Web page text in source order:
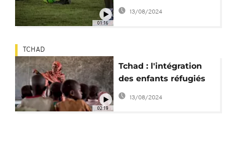
01:16
pour les réfugiés
13/08/2024
02:19
TCHAD
Tchad : l'intégration
des enfants réfugiés
au système éducatif
13/08/2024